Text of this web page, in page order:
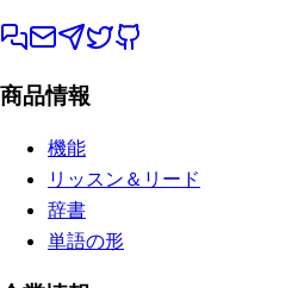
商品情報
機能
リッスン＆リード
辞書
単語の形